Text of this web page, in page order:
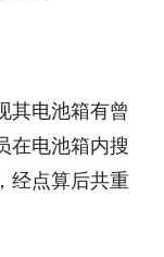
其电池箱有曾
在电池箱内搜
经点算后共重